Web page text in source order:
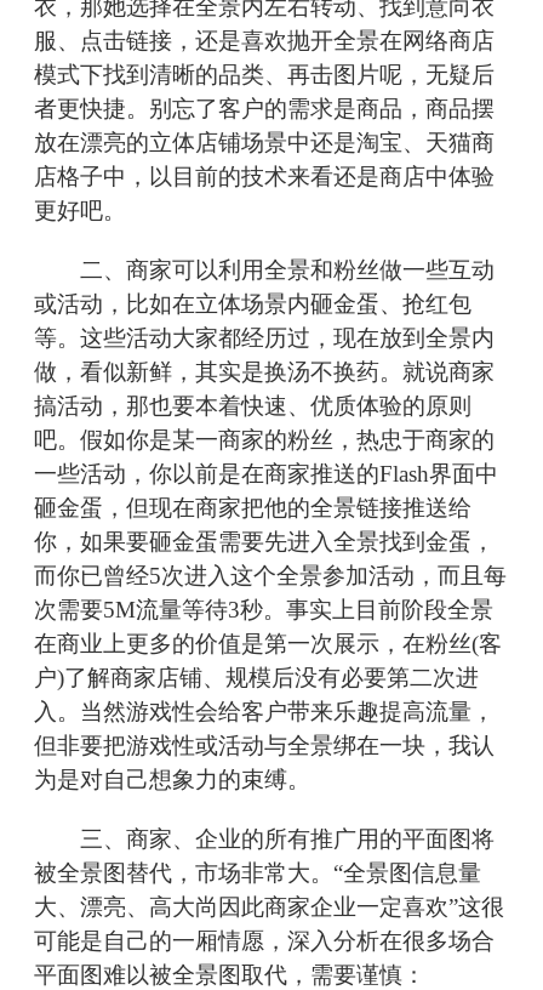
衣，那她选择在全景内左右转动、找到意向衣
服、点击链接，还是喜欢抛开全景在网络商店
模式下找到清晰的品类、再击图片呢，无疑后
者更快捷。别忘了客户的需求是商品，商品摆
放在漂亮的立体店铺场景中还是淘宝、天猫商
店格子中，以目前的技术来看还是商店中体验
更好吧。
二、商家可以利用全景和粉丝做一些互动
或活动，比如在立体场景内砸金蛋、抢红包
等。这些活动大家都经历过，现在放到全景内
做，看似新鲜，其实是换汤不换药。就说商家
搞活动，那也要本着快速、优质体验的原则
吧。假如你是某一商家的粉丝，热忠于商家的
一些活动，你以前是在商家推送的Flash界面中
砸金蛋，但现在商家把他的全景链接推送给
你，如果要砸金蛋需要先进入全景找到金蛋，
而你已曾经5次进入这个全景参加活动，而且每
次需要5M流量等待3秒。事实上目前阶段全景
在商业上更多的价值是第一次展示，在粉丝(客
户)了解商家店铺、规模后没有必要第二次进
入。当然游戏性会给客户带来乐趣提高流量，
但非要把游戏性或活动与全景绑在一块，我认
为是对自己想象力的束缚。
三、商家、企业的所有推广用的平面图将
被全景图替代，市场非常大。“全景图信息量
大、漂亮、高大尚因此商家企业一定喜欢”这很
可能是自己的一厢情愿，深入分析在很多场合
平面图难以被全景图取代，需要谨慎：